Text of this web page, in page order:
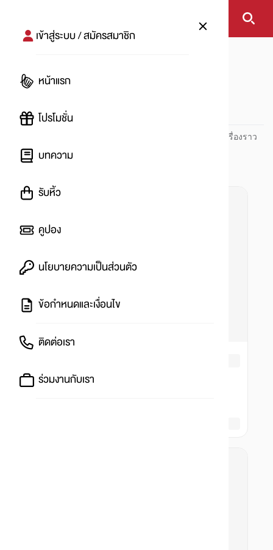
เข้าสู่ระบบ / สมัครสมาชิก
หน้าแรก
โปรโมชั่น
บทความ
รับหิ้ว
คูปอง
นโยบายความเป็นส่วนตัว
ข้อกำหนดและเงื่อนไข
ติดต่อเรา
ร่วมงานกับเรา
#
ปันโปร PUNPRO ที่ 1 ด้านโปรโมชัน อัปเดตและติดตามทุกเรื่องราว
โปรโมชัน